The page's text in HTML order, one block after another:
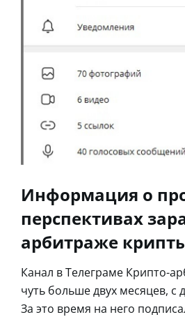
Информация о
перспективах
арбитраже
Канал в Телеграме Крипто-
чуть больше двух месяцев, с
За это время на него